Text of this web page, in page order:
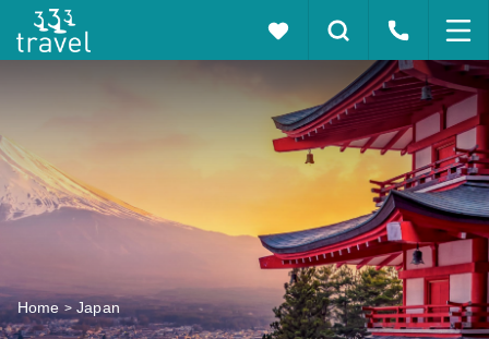
Home Japan